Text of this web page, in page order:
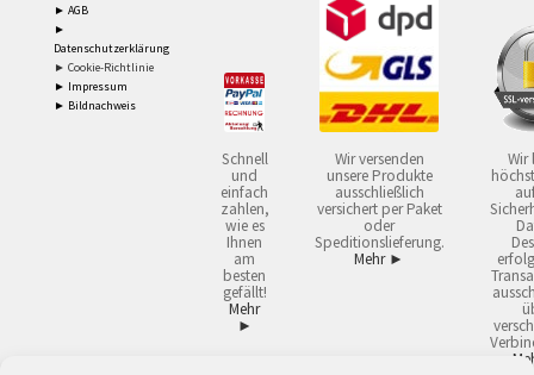
► AGB
►
Datenschutzerklärung
► Cookie-Richtlinie
► Impressum
► Bildnachweis
Schnell
und
einfach
zahlen,
wie es
Ihnen
am
besten
gefällt!
Mehr
►
Wir versenden
unsere Produkte
ausschließlich
versichert per Paket
oder
Speditionslieferung.
Mehr ►
Wir